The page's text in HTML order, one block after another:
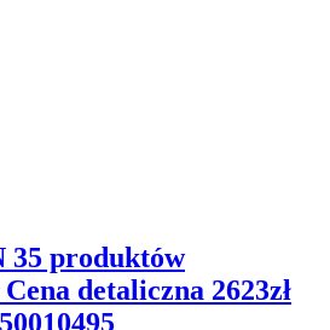
35 produktów
detaliczna 2623zł